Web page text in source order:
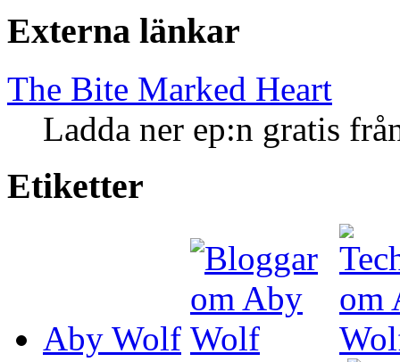
Externa länkar
The Bite Marked Heart
Ladda ner ep:n gratis
Etiketter
Aby Wolf